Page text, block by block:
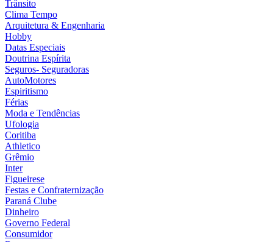
Trânsito
Clima Tempo
Arquitetura & Engenharia
Hobby
Datas Especiais
Doutrina Espírita
Seguros- Seguradoras
AutoMotores
Espiritismo
Férias
Moda e Tendências
Ufologia
Coritiba
Athletico
Grêmio
Inter
Figueirese
Festas e Confraternização
Paraná Clube
Dinheiro
Governo Federal
Consumidor